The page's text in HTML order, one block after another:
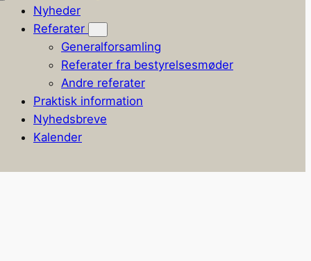
Nyheder
Referater
Generalforsamling
Referater fra bestyrelsesmøder
Andre referater
Praktisk information
Nyhedsbreve
Kalender